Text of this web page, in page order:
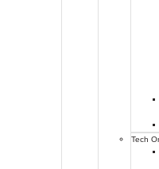
Tech